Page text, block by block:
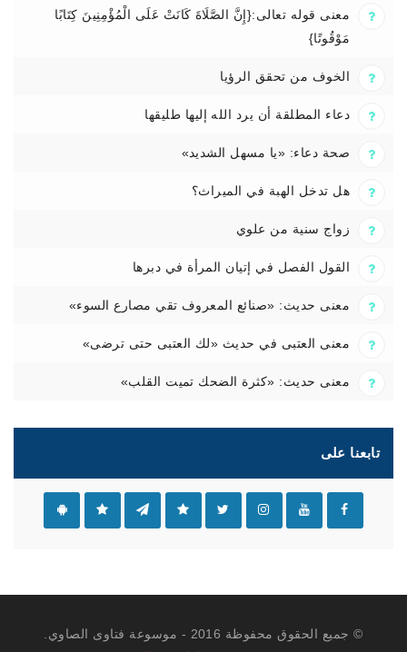
معنى قوله تعالى:{إِنَّ الصَّلَاةَ كَانَتْ عَلَى الْمُؤْمِنِينَ كِتَابًا
مَوْقُوتًا}
الخوف من تحقق الرؤيا
دعاء المطلقة أن يرد الله إليها طليقها
صحة دعاء: «يا مسهل الشديد»
هل تدخل الهبة في الميراث؟
زواج سنية من علوي
القول الفصل في إتيان المرأة في دبرها
معنى حديث: «صنائع المعروف تقي مصارع السوء»
معنى العتبى في حديث «لك العتبى حتى ترضى»
معنى حديث: «كثرة الضحك تميت القلب»
تابعنا على
© جميع الحقوق محفوظة 2016 - موسوعة فتاوى الصاوي.